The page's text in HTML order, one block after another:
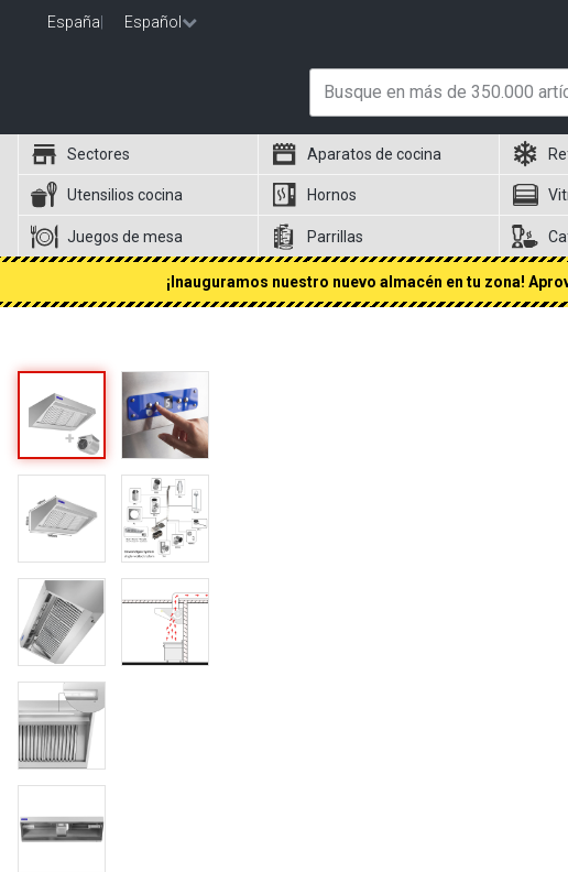
España Español
Sectores Aparatos de cocina
Utensilios cocina Hornos
Juegos de mesa Parrillas
¡Inauguramos nuestro nuevo almacén en tu zona!